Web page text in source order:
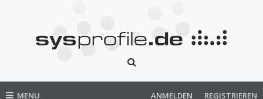
MENU ANMELDEN REGISTRIEREN